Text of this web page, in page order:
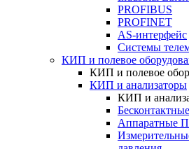
PROFIBUS
PROFINET
AS-интерфейс
Системы
КИП и полевое
КИП и полевое
КИП и анализаторы
КИП и
Аппаратные